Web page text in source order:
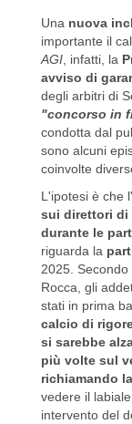
Una nuova
importante il
AGI, infatti, la
avviso di
degli arbitri di
"concorso in
condotta dal
sono alcuni
coinvolte
L'ipotesi è che
sui direttori di
durante le
riguarda la
2025.
Rocca, gli
stati in prima
calcio di
si sarebbe
più volte sul
richiamando
vedere il
intervento del